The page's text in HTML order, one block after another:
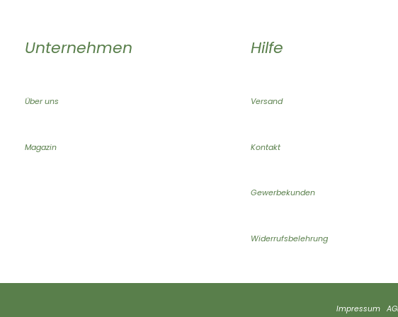
Unternehmen
Über uns
Magazin
Hilfe
Versand
Kontakt
Gewerbekunden
Widerrufsbelehrung
Impressum